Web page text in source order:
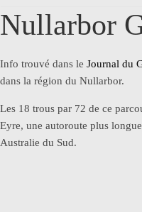
Nullarbor
Info trouvé dans le Journal du
dans la région du Nullarbor.
Les 18 trous par 72 de ce
Eyre, une autoroute plus
Australie du Sud.